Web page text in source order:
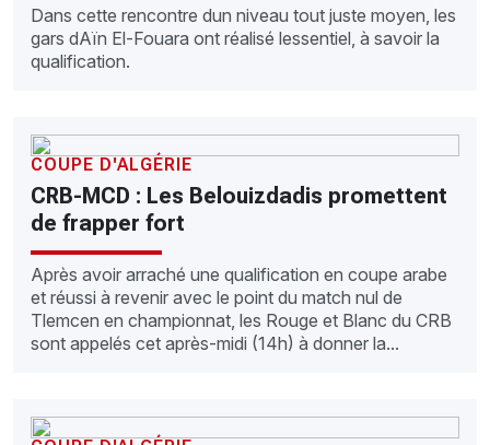
Dans cette rencontre dun niveau tout juste moyen, les
gars dAïn El-Fouara ont réalisé lessentiel, à savoir la
qualification.
COUPE D'ALGÉRIE
CRB-MCD : Les Belouizdadis promettent
de frapper fort
Après avoir arraché une qualification en coupe arabe
et réussi à revenir avec le point du match nul de
Tlemcen en championnat, les Rouge et Blanc du CRB
sont appelés cet après-midi (14h) à donner la...